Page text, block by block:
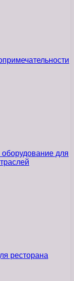
оборудование для
ресторана